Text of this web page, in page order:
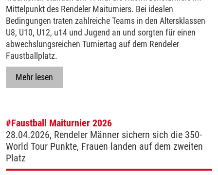
Mittelpunkt des Rendeler Maiturniers. Bei idealen
Bedingungen traten zahlreiche Teams in den Altersklassen
U8, U10, U12, u14 und Jugend an und sorgten für einen
abwechslungsreichen Turniertag auf dem Rendeler
Faustballplatz.
Mehr lesen
#Faustball Maiturnier 2026
28.04.2026, Rendeler Männer sichern sich die 350-
World Tour Punkte, Frauen landen auf dem zweiten
Platz